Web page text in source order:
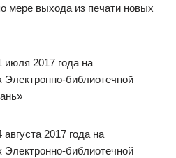
мере выхода из печати новых
2017 года на
Электронно-библиотечной
2017 года на
Электронно-библиотечной